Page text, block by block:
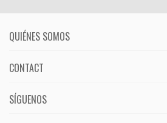
QUIÉNES SOMOS
CONTACT
SÍGUENOS